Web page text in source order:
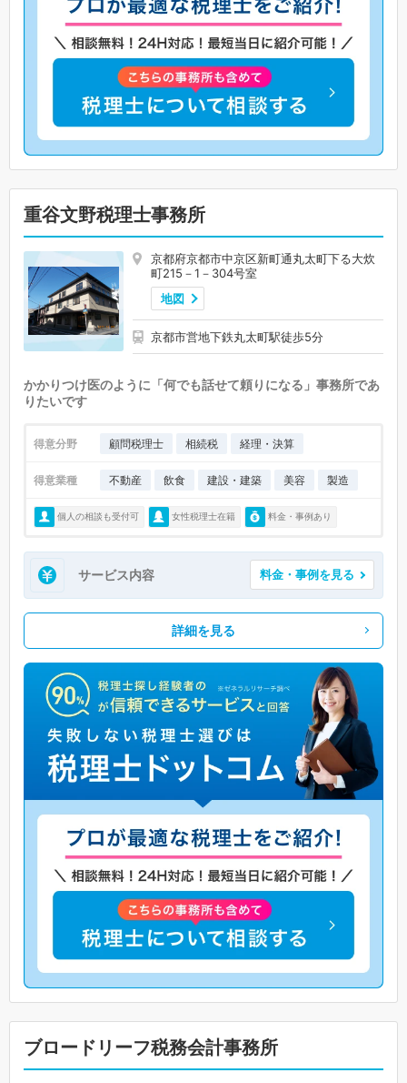
重谷文野税理士事務所
京都府京都市中京区新町通丸太町下る大炊
町215－1－304号室
地図
京都市営地下鉄丸太町駅徒歩5分
かかりつけ医のように「何でも話せて頼りになる」事務所であ
りたいです
得意分野 顧問税理士 相続税 経理・決算
得意業種 不動産 飲食 建設・建築 美容 製造
個人の相談も受付可 女性税理士在籍 料金・事例あり
サービス内容 料金・事例を見る
詳細を見る
ブロードリーフ税務会計事務所